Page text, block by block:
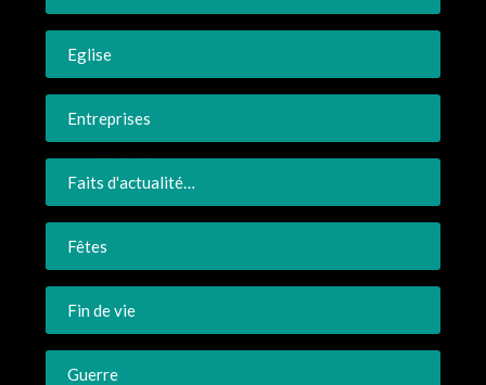
Eglise
Entreprises
Faits d'actualité…
Fêtes
Fin de vie
Guerre